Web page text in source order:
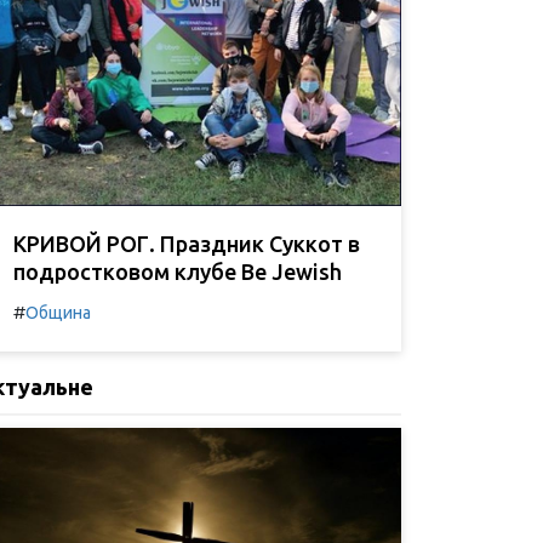
КРИВОЙ РОГ. Праздник Суккот в
подростковом клубе Be Jewish
#Община